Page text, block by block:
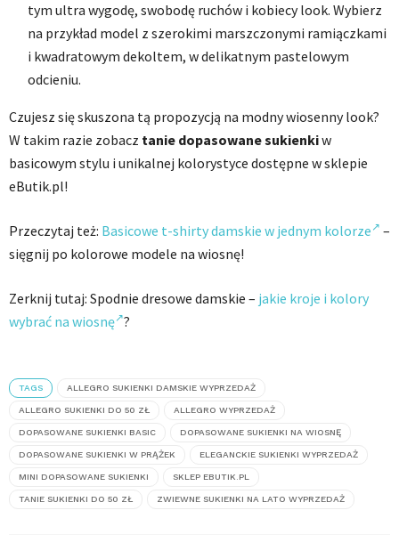
tym ultra wygodę, swobodę ruchów i kobiecy look. Wybierz
na przykład model z szerokimi marszczonymi ramiączkami
i kwadratowym dekoltem, w delikatnym pastelowym
odcieniu.
Czujesz się skuszona tą propozycją na modny wiosenny look?
W takim razie zobacz tanie dopasowane sukienkiw
basicowym stylu i unikalnej kolorystyce dostępne w sklepie
eButik.pl!
Przeczytaj też: Basicowe t-shirty damskie w jednym kolorze
–
sięgnij po kolorowe modele na wiosnę!
Zerknij tutaj: Spodnie dresowe damskie – jakie kroje i kolory
wybrać na wiosnę ?
TAGS ALLEGRO SUKIENKI DAMSKIE WYPRZEDAŻ
ALLEGRO SUKIENKI DO 50 ZŁ ALLEGRO WYPRZEDAŻ
DOPASOWANE SUKIENKI BASIC DOPASOWANE SUKIENKI NA WIOSNĘ
DOPASOWANE SUKIENKI W PRĄŻEK ELEGANCKIE SUKIENKI WYPRZEDAŻ
MINI DOPASOWANE SUKIENKI SKLEP EBUTIK.PL
TANIE SUKIENKI DO 50 ZŁ ZWIEWNE SUKIENKI NA LATO WYPRZEDAŻ